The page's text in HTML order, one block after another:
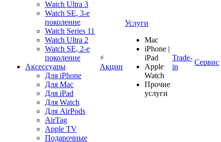
Watch Ultra 3
Watch SE, 3-е
поколение
Watch Series 11
Watch Ultra 2
Watch SE, 2-е
поколение
Аксессуары
Для iPhone
Для Mac
Для iPad
Для Watch
Для AirPods
AirTag
Apple TV
Подарочные
Акции
Услуги
Mac
iPhone |
iPad
Apple
Watch
Прочие
услуги
Trade-
in
Сервис